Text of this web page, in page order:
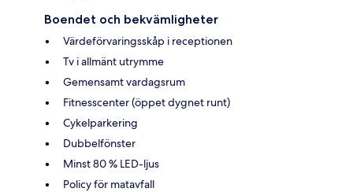
Boendet och bekvämligheter
Värdeförvaringsskåp i receptionen
Tv i allmänt utrymme
Gemensamt vardagsrum
Fitnesscenter (öppet dygnet runt)
Cykelparkering
Dubbelfönster
Minst 80 % LED-ljus
Policy för matavfall